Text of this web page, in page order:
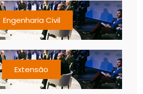
Engenharia Civil
Extensão